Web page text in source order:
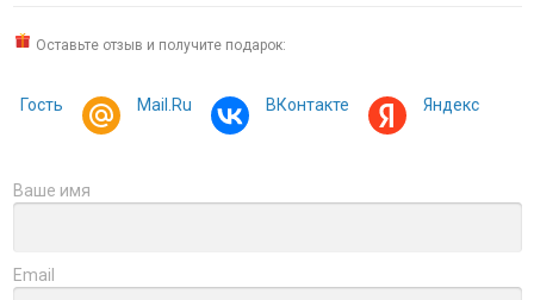
Оставьте отзыв и получите подарок:
Гость Mail.Ru ВКонтакте Яндекс
Ваше имя
Email